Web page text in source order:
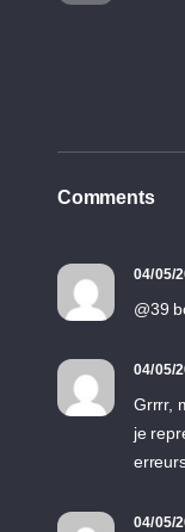
Comments
04/05/
@39
04/05/
Grrrr,
je
04/05/